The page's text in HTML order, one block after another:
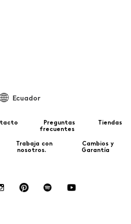
Ecuador
Preguntas
frecuentes
Tiendas
Trabaja con
nosotros.
Cambios y
Garantía